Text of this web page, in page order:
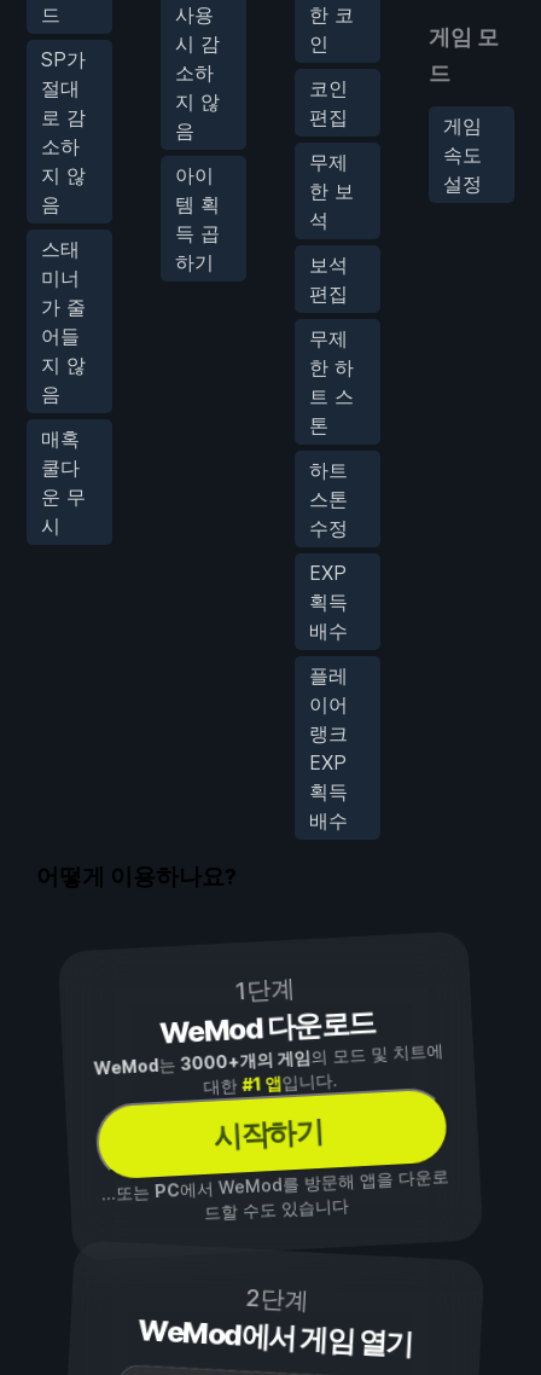
드
SP가
절대
로 감
소하
지 않
음
스태
미너
가 줄
어들
지 않
음
매혹
쿨다
운 무
시
사용
시 감
소하
지 않
음
아이
템 획
득 곱
하기
한 코
인
코인
편집
무제
한 보
석
보석
편집
무제
한 하
트 스
톤
하트
스톤
수정
EXP
획득
배수
플레
이어
랭크
EXP
획득
배수
게임 모
드
게임
속도
설정
어떻게 이용하나요?
1단계
WeMod 다운로드
WeMod는3000+개의 게임의 모드 및 치트에
대한#1 앱입니다.
시작하기
...또는PC에서 WeMod를 방문해 앱을 다운로
드할 수도 있습니다
2단계
WeMod에서 게임 열기